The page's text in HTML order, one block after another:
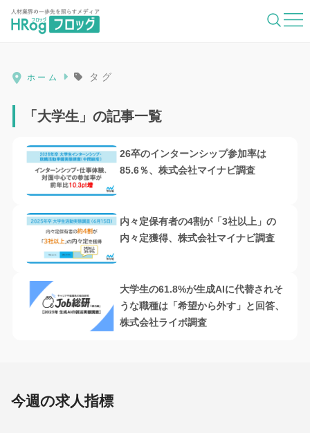
HRog | 人材業界の一歩先を照らすメディ
ホーム タグ
「大学生」の記事一覧
26卒のインターンシップ参加率は
85.6％、株式会社マイナビ調査
内々定保有者の4割が「3社以上」の
内々定獲得、株式会社マイナビ調査
大学生の61.8%が生成AIに代替されそ
うな職種は「希望から外す」と回答、
株式会社ライボ調査
今週の求人指標